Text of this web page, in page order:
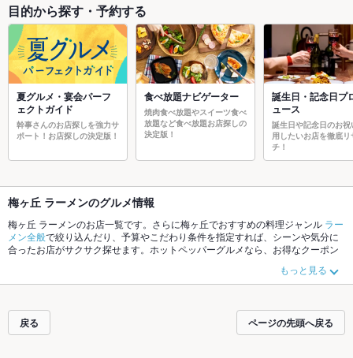
目的から探す・予約する
夏グルメ・宴会パーフ
ェクトガイド
幹事さんのお店探しを強力サ
ポート！お店探しの決定版！
食べ放題ナビゲーター
焼肉食べ放題やスイーツ食べ
放題など食べ放題お店探しの
決定版！
誕生日・記念日プ
ュース
誕生日や記念日のお祝
用したいお店を徹底リ
チ！
梅ヶ丘 ラーメンのグルメ情報
梅ヶ丘 ラーメンのお店一覧です。さらに梅ヶ丘でおすすめの料理ジャンル ラー
メン全般で絞り込んだり、予算やこだわり条件を指定すれば、シーンや気分に
合ったお店がサクサク探せます。ホットペッパーグルメなら、お得なクーポン
ご紹介しているので安心！24時間使える簡単便利なネット予約が使えるお店も
拡大中です。友達どうしの飲み会にも、会社の宴会にも、デートやパーティー
もっと見る
戻る ページの先頭へ戻る